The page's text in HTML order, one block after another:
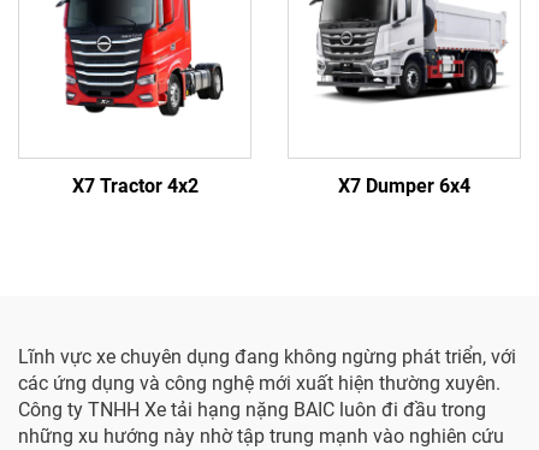
X7 Tractor 4x2 X7 Dumper 6x4
Lĩnh vực xe chuyên dụng đang không ngừng phát triển, với
các ứng dụng và công nghệ mới xuất hiện thường xuyên.
Công ty TNHH Xe tải hạng nặng BAIC luôn đi đầu trong
những xu hướng này nhờ tập trung mạnh vào nghiên cứu